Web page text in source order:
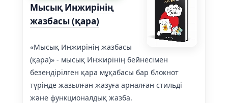
Мысық Инжирінің
жазбасы (қара)
«Мысық Инжирінің жазбасы
(қара)» - мысық Инжирінің бейнесімен
безендірілген қара мұқабасы бар блокнот
түрінде жазылған жазуға арналған стильді
және функционалдық жазба.